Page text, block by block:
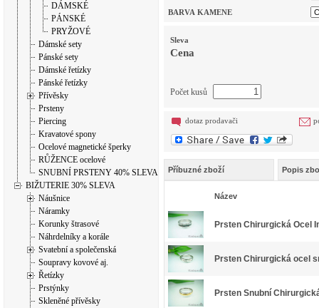
DÁMSKÉ
PÁNSKÉ
PRYŽOVÉ
Dámské sety
Pánské sety
Dámské řetízky
Pánské řetízky
Přívěsky
Prsteny
Piercing
Kravatové spony
Ocelové magnetické šperky
RŮŽENCE ocelové
SNUBNÍ PRSTENY 40% SLEVA
BIŽUTERIE 30% SLEVA
Náušnice
Náramky
Korunky štrasové
Náhrdelníky a korále
Svatební a společenská
Soupravy kovové aj.
Řetízky
Prstýnky
Skleněné přívěsky
BARVA KAMENE
Sleva
Cena
Počet kusů
dotaz prodavači
Příbuzné zboží Popis
Název
Prsten Chirurgická Ocel
Prsten Chirurgická ocel
Prsten Snubní